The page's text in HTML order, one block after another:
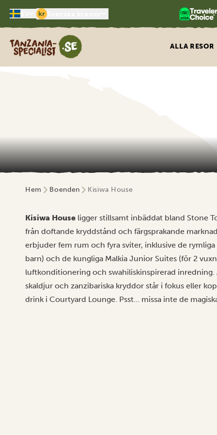
kr
Tanzania Specialist
ALLA RESOR
Hem Boenden Kisiwa House
Kisiwa House ligger stillsamt inbäddat bland Stone
från doftande kryddstånd och färgsprakande
erbjuder fem rum och fyra sviter, inklusive de
barn) och de kungliga Malkia Junior Suites (för 2
luftkonditionering och swahiliskinspirerad inredning.
skaldjur och zanzibariska kryddor står i fokus eller
drink i Courtyard Lounge. Psst… missa inte de